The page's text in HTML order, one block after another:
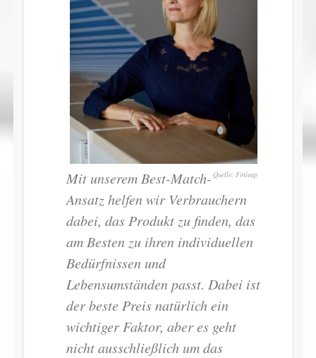
Finleap
Mit unserem Best-Match-
Ansatz helfen wir Verbrauchern
dabei, das Produkt zu finden, das
am Besten zu ihren individuellen
Bedürfnissen und
Lebensumständen passt. Dabei ist
der beste Preis natürlich ein
wichtiger Faktor, aber es geht
nicht ausschließlich um das